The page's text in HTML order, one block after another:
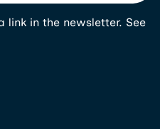
link in the newsletter. See